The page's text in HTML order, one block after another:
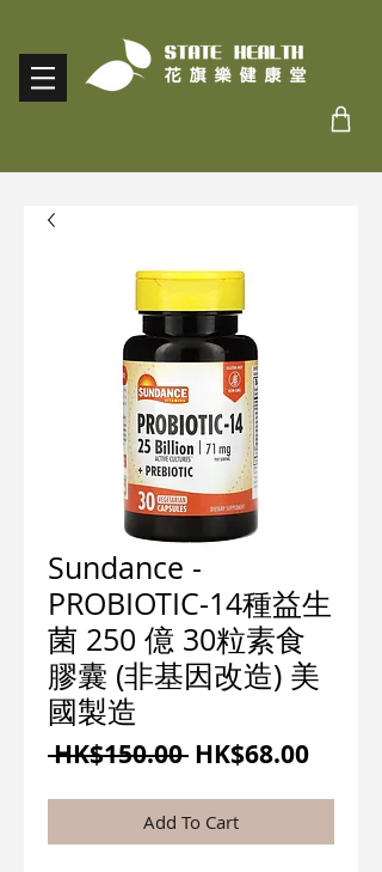
Sundance -
PROBIOTIC-14種益生
菌 250 億 30粒素食
膠囊 (非基因改造) 美
國製造
HK$150.00 一
價
格
HK$68.00促
格
Add To Cart